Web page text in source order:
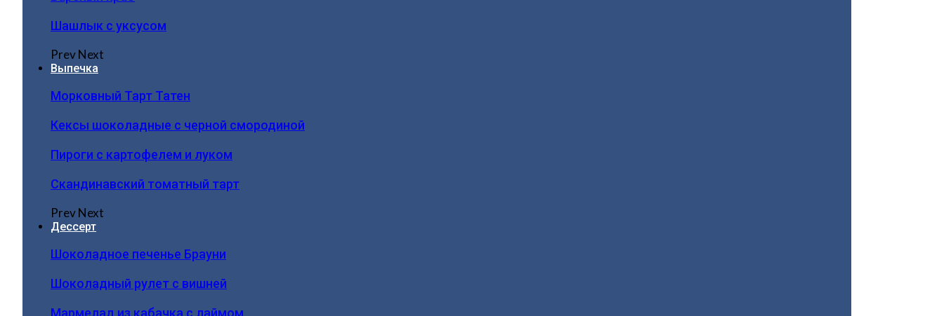
Шашлык с уксусом
PrevNext
Выпечка
Морковный Тарт Татен
Кексы шоколадные с черной смородиной
Пироги c картофелем и луком
Скандинавский томатный тарт
PrevNext
Дессерт
Шоколадное печенье Брауни
Шоколадный рулет с вишней
Мармелад из кабачка с лаймом